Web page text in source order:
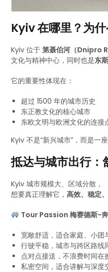
Kyiv 在哪里？为
Kyiv 位于第聂伯河（Dnipro
文化与精神中心，同时也是东
它的重要性体现在：
超过 1500 年的城市历史
东正教文化的核心城市
东欧文明与欧洲文化的连接
Kyiv 不是“新兴城市”，而是一座
抵达与城市出行：
Kyiv 城市规模大、区域分散，
想要真正理解它，高效、稳定
Tour Passion 梅赛德斯-
宽敞舒适，适合家庭、小团
行驶平稳，城市与跨区路线
点对点接送，不浪费时间在
私密空间，适合讲解与深度